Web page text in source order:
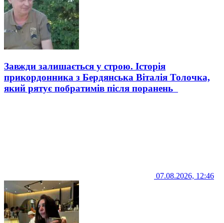
Завжди залишається у строю. Історія
прикордонника з Бердянська Віталія Толочка,
який рятує побратимів після поранень
07.08.2026, 12:46